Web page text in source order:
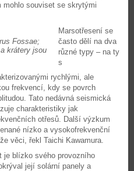
mohlo souviset se skrytými
Fossae;
krátery jsou
Marsotřesení se
často dělí na dva
různé typy – na ty
s
rychlými, ale
frekvencí, kdy se povrch
Tato nedávná seismická
charakteristiky jak
otřesů. Další výzkum
nízko a vysokofrekvenční
věci, řekl Taichi Kawamura.
je blízko svého provozního
její solární panely a